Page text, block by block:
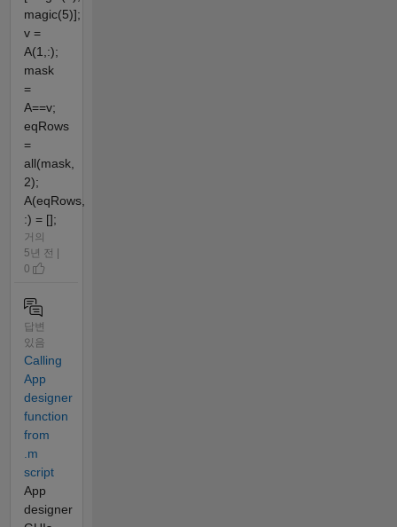
magic(5)];
v =
A(1,:);
mask
=
A==v;
eqRows
=
all(mask,
2);
A(eqRows,
:) = [];
거의
5년 전 |
0
답변
있음
Calling
App
designer
function
from
.m
script
App
designer